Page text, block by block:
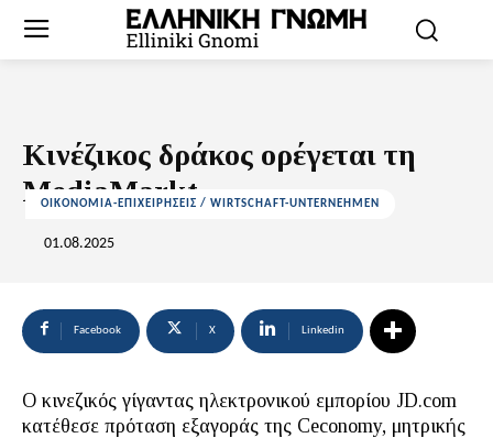
Κινέζικος δράκος ορέγεται τη
MediaMarkt
01.08.2025
ΟΙΚΟΝΟΜΙΑ-ΕΠΙΧΕΙΡΗΣΕΙΣ / WIRTSCHAFT-UNTERNEHMEN
Facebook X Linkedin
Ο κινεζικός γίγαντας ηλεκτρονικού εμπορίου JD.com
κατέθεσε πρόταση εξαγοράς της Ceconomy, μητρικής